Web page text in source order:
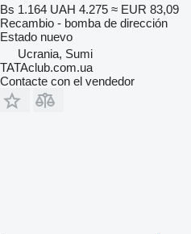
Bs 1.164 UAH 4.275 ≈ EUR 83,09
Recambio - bomba de dirección
Estado nuevo
Ucrania, Sumi
TATAclub.com.ua
Contacte con el vendedor